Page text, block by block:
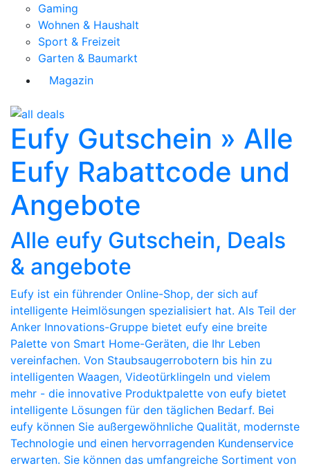
Gaming
Wohnen & Haushalt
Sport & Freizeit
Garten & Baumarkt
Magazin
Eufy Gutschein » Alle
Eufy Rabattcode und
Angebote
Alle eufy Gutschein, Deals
& angebote
Eufy ist ein führender Online-Shop, der sich auf
intelligente Heimlösungen spezialisiert hat. Als Teil der
Anker Innovations-Gruppe bietet eufy eine breite
Palette von Smart Home-Geräten, die Ihr Leben
vereinfachen. Von Staubsaugerrobotern bis hin zu
intelligenten Waagen, Videotürklingeln und vielem
mehr - die innovative Produktpalette von eufy bietet
intelligente Lösungen für den täglichen Bedarf. Bei
eufy können Sie außergewöhnliche Qualität, modernste
Technologie und einen hervorragenden Kundenservice
erwarten. Sie können das umfangreiche Sortiment von